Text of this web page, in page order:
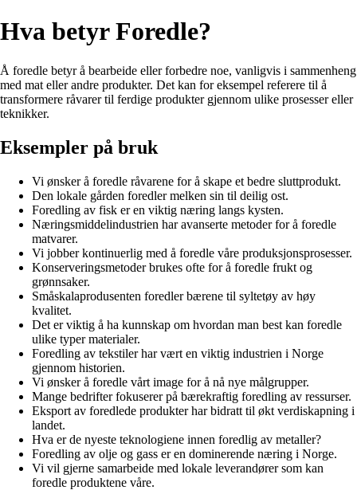
Hva betyr Foredle?
Å foredle betyr å bearbeide eller forbedre noe, vanligvis i sammenheng
med mat eller andre produkter. Det kan for eksempel referere til å
transformere råvarer til ferdige produkter gjennom ulike prosesser eller
teknikker.
Eksempler på bruk
Vi ønsker å foredle råvarene for å skape et bedre sluttprodukt.
Den lokale gården foredler melken sin til deilig ost.
Foredling av fisk er en viktig næring langs kysten.
Næringsmiddelindustrien har avanserte metoder for å foredle
matvarer.
Vi jobber kontinuerlig med å foredle våre produksjonsprosesser.
Konserveringsmetoder brukes ofte for å foredle frukt og
grønnsaker.
Småskalaprodusenten foredler bærene til syltetøy av høy
kvalitet.
Det er viktig å ha kunnskap om hvordan man best kan foredle
ulike typer materialer.
Foredling av tekstiler har vært en viktig industrien i Norge
gjennom historien.
Vi ønsker å foredle vårt image for å nå nye målgrupper.
Mange bedrifter fokuserer på bærekraftig foredling av ressurser.
Eksport av foredlede produkter har bidratt til økt verdiskapning i
landet.
Hva er de nyeste teknologiene innen foredlig av metaller?
Foredling av olje og gass er en dominerende næring i Norge.
Vi vil gjerne samarbeide med lokale leverandører som kan
foredle produktene våre.